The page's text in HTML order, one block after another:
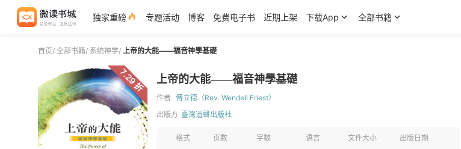
独家重磅 专题活动 博客 免费电子书 近期上架 下载App 全部书籍
首页/ 全部书籍/ 系统神学/ 上帝的大能——福音神學基礎
7.29 折 上帝的大能——福音神學基礎
作者 傅立德（Rev. Wendell Friest）
出版方 臺灣道聲出版社
格式 页数 字数 语言 文件大小 出版日期